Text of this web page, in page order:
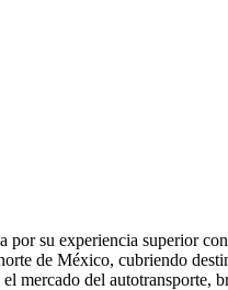
su experiencia superior
de México, cubriendo
mercado del autotransporte,